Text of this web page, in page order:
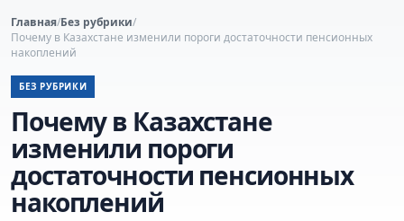
Главная/Без рубрики/
Почему в Казахстане изменили пороги достаточности пенсионных
накоплений
БЕЗ РУБРИКИ
Почему в Казахстане
изменили пороги
достаточности пенсионных
накоплений